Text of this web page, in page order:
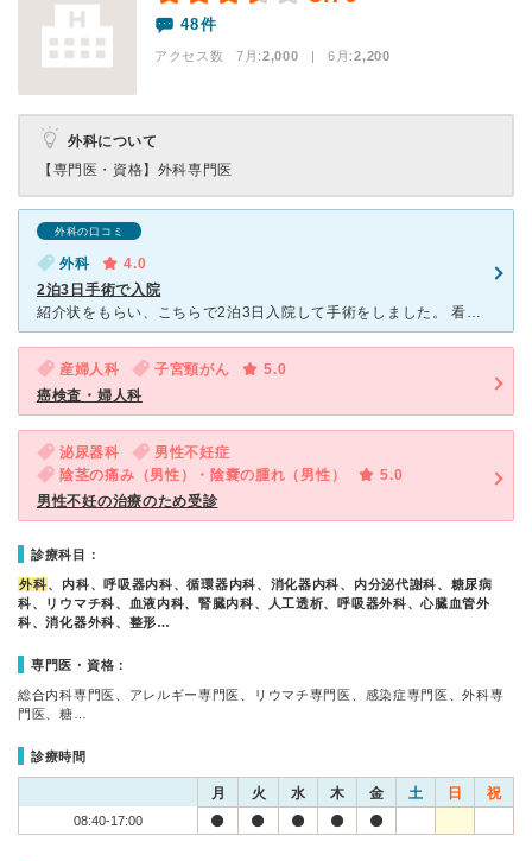
48件
アクセス数 7月:2,000 | 6月:2,200
外科について
【専門医・資格】 外科専門医
外科の口コミ
外科
4.0
2泊3日手術で入院
紹介状をもらい、こちらで2泊3日入院して手術をしました。 看護師さんも皆さん感じよく親切でした。手術もテキパキあっというまでした。 術後も30分お気くらいに看護師さんが来て検温などしてました。
産婦人科 子宮頸がん
5.0
癌検査・婦人科
泌尿器科
男性不妊症
陰茎の痛み（男性）・陰嚢の腫れ（男性）
5.0
男性不妊の治療のため受診
診療科目：
外科、内科、呼吸器内科、循環器内科、消化器内科、内分泌代謝科、糖尿病
科、リウマチ科、血液内科、腎臓内科、人工透析、呼吸器外科、心臓血管外
科、消化器外科、整形…
専門医・資格：
総合内科専門医、アレルギー専門医、リウマチ専門医、感染症専門医、外科専
門医、糖…
診療時間
月 火 水 木 金 土 日 祝
08:40-17:00